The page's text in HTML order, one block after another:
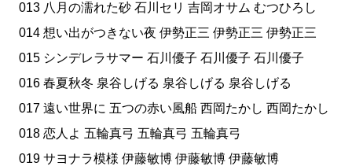
013 八月の濡れた砂 石川セリ 吉岡オサム むつひろし
014 想い出がつきない夜 伊勢正三 伊勢正三 伊勢正三
015 シンデレラサマー 石川優子 石川優子 石川優子
016 春夏秋冬 泉谷しげる 泉谷しげる 泉谷しげる
017 遠い世界に 五つの赤い風船 西岡たかし 西岡たかし
018 恋人よ 五輪真弓 五輪真弓 五輪真弓
019 サヨナラ模様 伊藤敏博 伊藤敏博 伊藤敏博